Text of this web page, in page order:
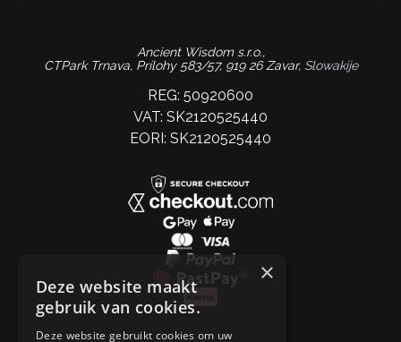
Ancient Wisdom s.r.o.,
CTPark Trnava, Prílohy 583/57, 919 26 Zavar, Slowakije
REG: 50920600
VAT: SK2120525440
EORI: SK2120525440
×
Deze website maakt
gebruik van cookies.
Deze website gebruikt cookies om uw